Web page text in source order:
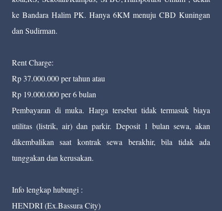
ke Bandara Halim PK. Hanya 6KM menuju CBD Kuningan
dan Sudirman.
Rent Charge:
Rp 37.000.000 per tahun atau
Rp 19.000.000 per 6 bulan
Pembayaran di muka. Harga tersebut tidak termasuk biaya
utilitas (listrik, air) dan parkir. Deposit 1 bulan sewa, akan
dikembalikan saat kontrak sewa berakhir, bila tidak ada
tunggakan dan kerusakan.
Info lengkap hubungi :
HENDRI (Ex.Bassura City)